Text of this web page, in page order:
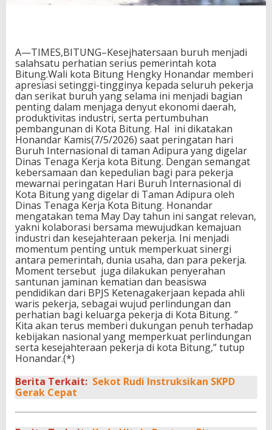
A—TIMES,BITUNG–Kesejhatersaan buruh menjadi
salahsatu perhatian serius pemerintah kota
Bitung.Wali kota Bitung Hengky Honandar memberi
apresiasi setinggi-tingginya kepada seluruh pekerja
dan serikat buruh yang selama ini menjadi bagian
penting dalam menjaga denyut ekonomi daerah,
produktivitas industri, serta pertumbuhan
pembangunan di Kota Bitung. Hal ini dikatakan
Honandar Kamis(7/5/2026) saat peringatan hari
Buruh Internasional di taman Adipura yang digelar
Dinas Tenaga Kerja kota Bitung. Dengan semangat
kebersamaan dan kepedulian bagi para pekerja
mewarnai peringatan Hari Buruh Internasional di
Kota Bitung yang digelar di Taman Adipura oleh
Dinas Tenaga Kerja Kota Bitung. Honandar
mengatakan tema May Day tahun ini sangat relevan,
yakni kolaborasi bersama mewujudkan kemajuan
industri dan kesejahteraan pekerja. Ini menjadi
momentum penting untuk memperkuat sinergi
antara pemerintah, dunia usaha, dan para pekerja.
Moment tersebut juga dilakukan penyerahan
santunan jaminan kematian dan beasiswa
pendidikan dari BPJS Ketenagakerjaan kepada ahli
waris pekerja, sebagai wujud perlindungan dan
perhatian bagi keluarga pekerja di Kota Bitung. ”
Kita akan terus memberi dukungan penuh terhadap
kebijakan nasional yang memperkuat perlindungan
serta kesejahteraan pekerja di kota Bitung,” tutup
Honandar.(*)
Berita Terkait: Sekot Rudi Instruksikan SKPD
Gerak Cepat